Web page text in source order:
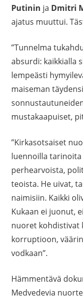
Putinin ja Dmitri
ajatus muuttui.
”Tunnelma
absurdi: kaikkialla
lempeästi
maiseman
mustakaapuiset,
”Kirkasotsaiset
luennoilla
perhearvoista,
teoista. He uivat,
naimisiin. Kaikki
Kukaan ei juonut,
nuoret kohdistivat
korruptioon,
vodkaan”.
Hämmentävä
Medvedevia